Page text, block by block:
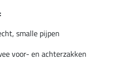
smalle pijpen
voor- en achterzakken